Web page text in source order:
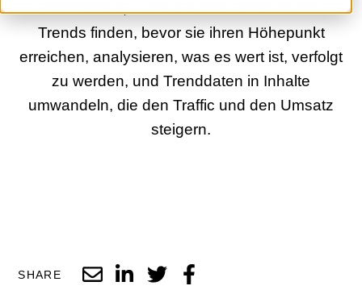
Erfahren Sie, wie Sie die neuestenTikTok-
Trends finden, bevor sie ihren Höhepunkt
erreichen, analysieren, was es wert ist, verfolgt
zu werden, und Trenddaten in Inhalte
umwandeln, die den Traffic und den Umsatz
steigern.
SHARE